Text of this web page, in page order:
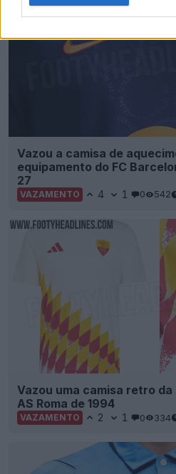
Vazou a camisa de
equipamento do FC
27
VAZAMENTO 4 1 0 542
Vazou uma camisa retro
AS Roma de 1994
VAZAMENTO 2 1 0 334